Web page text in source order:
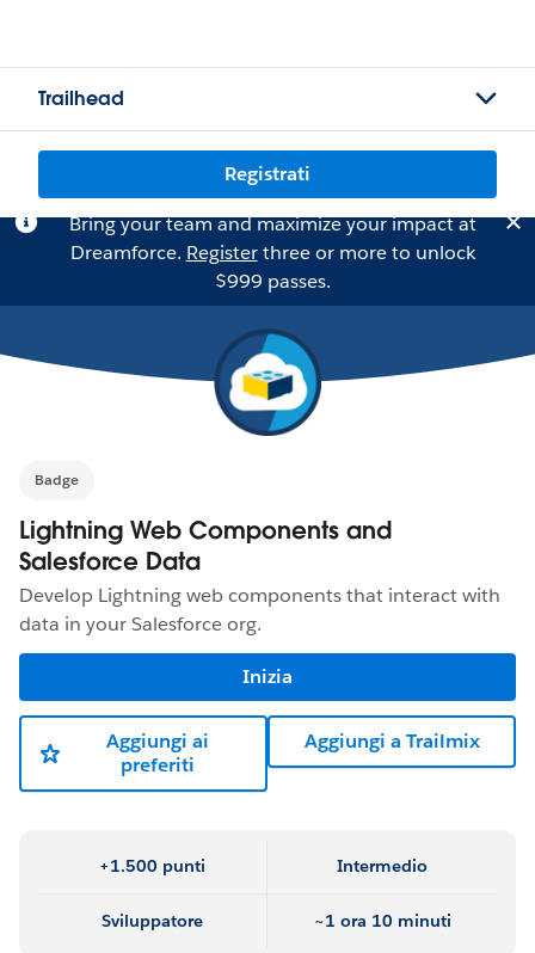
Trailhead
Registrati
Bring your team and maximize your impact at
Dreamforce. Registerthree or more to unlock
$999 passes.
Badge
Lightning Web Components and
Salesforce Data
Develop Lightning web components that interact with
data in your Salesforce org.
Inizia
Aggiungi ai
preferiti
Aggiungi a Trailmix
+1.500 punti Intermedio
Sviluppatore ~1 ora 10 minuti